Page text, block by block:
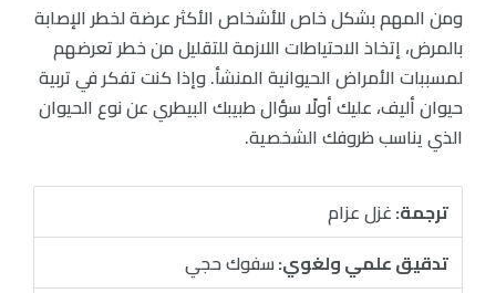
ومن المهم بشكل خاص للأشخاص الأكثر عرضة لخطر الإصابة
بالمرض، إتخاذ الاحتياطات اللازمة للتقليل من خطر تعرضهم
لمسببات الأمراض الحيوانية المنشأ. وإذا كنت تفكر في تربية
حيوان أليف، عليك أولًا سؤال طبيبك البيطري عن نوع الحيوان
الذي يناسب ظروفك الشخصية.
ترجمة:غزل عزام
تدقيق علمي ولغوي:سفوك حجي